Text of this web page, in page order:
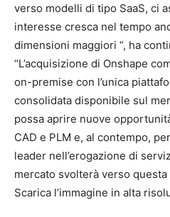
verso modelli di tipo SaaS, ci
interesse cresca nel tempo
dimensioni maggiori “, ha
“L’acquisizione di Onshape
on-premise con l’unica
consolidata disponibile sul
possa aprire nuove
CAD e PLM e, al contempo,
leader nell’erogazione di
mercato svolterà verso questa
Scarica l’immagine in alta